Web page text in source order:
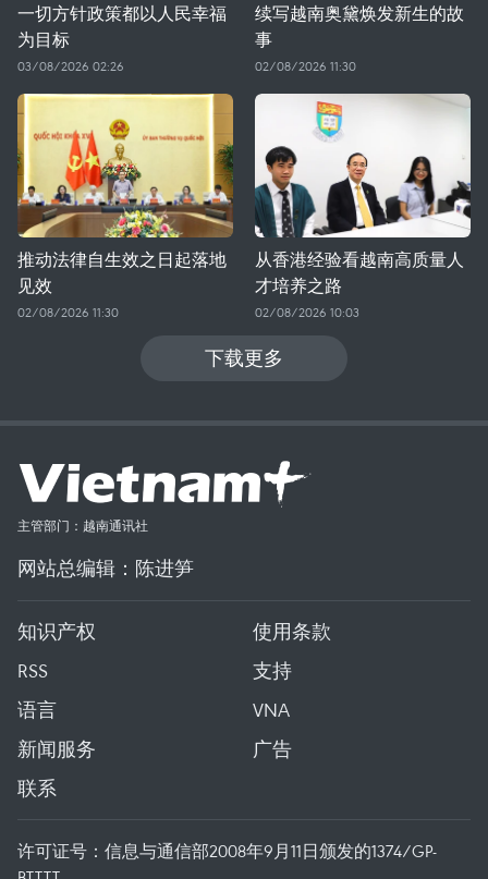
一切方针政策都以人民幸福
为目标
03/08/2026 02:26
续写越南奥黛焕发新生的故
事
02/08/2026 11:30
推动法律自生效之日起落地
见效
02/08/2026 11:30
从香港经验看越南高质量人
才培养之路
02/08/2026 10:03
下载更多
主管部门：越南通讯社
网站总编辑：陈进笋
知识产权
使用条款
RSS
支持
语言
VNA
新闻服务
广告
联系
许可证号：信息与通信部2008年9月11日颁发的1374/GP-